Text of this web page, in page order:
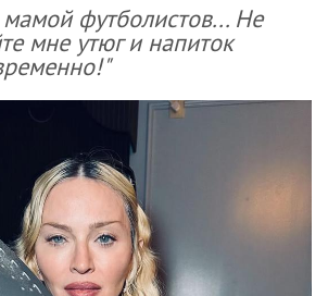
мамой футболистов... Не
мне утюг и напиток